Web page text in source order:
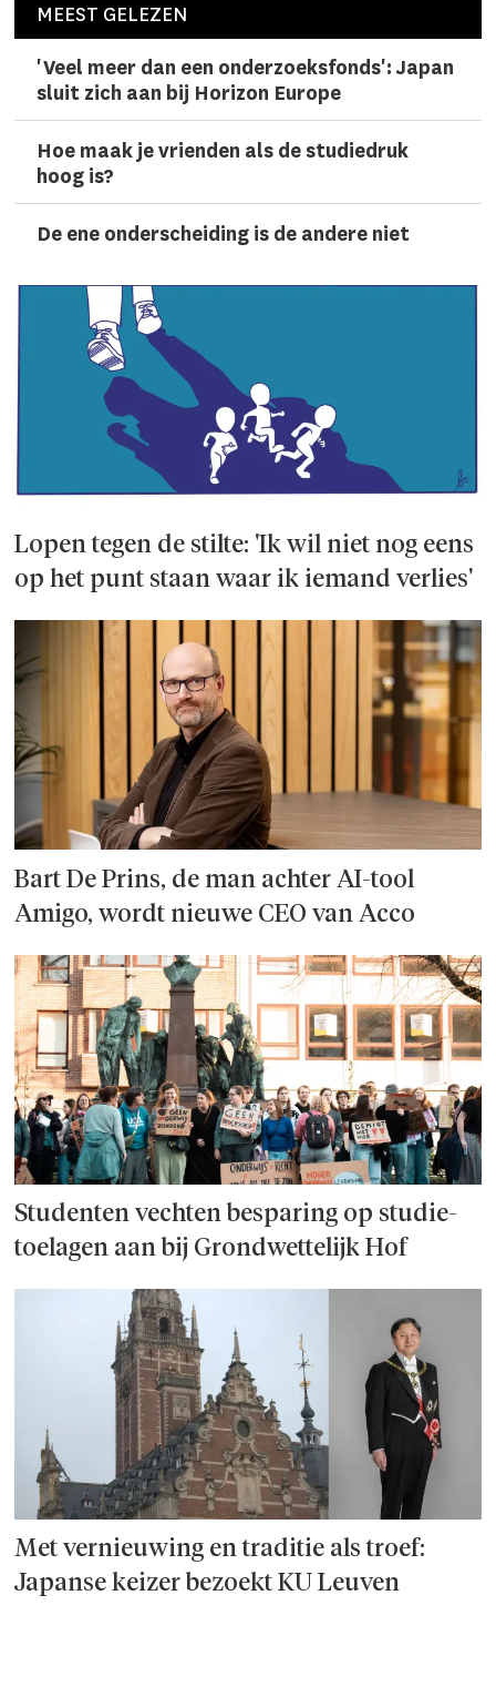
MEEST GELEZEN
'Veel meer dan een onderzoeks­fonds': Japan
sluit zich aan bij Horizon Europe
Hoe maak je vrienden als de studiedruk
hoog is?
De ene onderscheiding is de andere niet
Lopen tegen de stilte: 'Ik wil niet nog eens
op het punt staan waar ik iemand verlies'
Bart De Prins, de man achter AI-tool
Amigo, wordt nieuwe CEO van Acco
Studenten vechten besparing op studie­
toelagen aan bij Grondwettelijk Hof
Met vernieuwing en traditie als troef:
Japanse keizer bezoekt KU Leuven